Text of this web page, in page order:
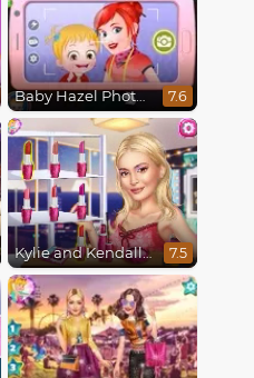
Baby Hazel Photoshoot 7.6
Kylie and Kendall Sisters Break Up 7.5